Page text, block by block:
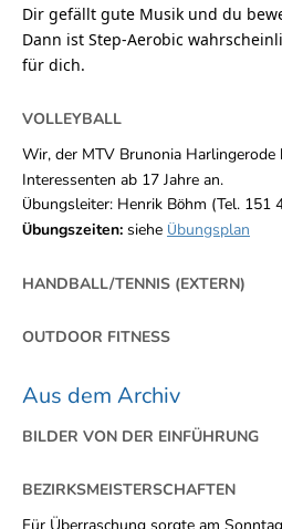
Dir gefällt gute Musik und du
Dann ist Step-Aerobic
für dich.
VOLLEYBALL
Wir, der MTV Brunonia
Interessenten ab 17 Jahre an.
Übungsleiter: Henrik Böhm (Tel. 151
Übungszeiten: siehe Übungsplan
HANDBALL/TENNIS (EXTERN)
OUTDOOR FITNESS
Aus dem Archiv
BILDER VON DER EINFÜHRUNG
BEZIRKSMEISTERSCHAFTEN